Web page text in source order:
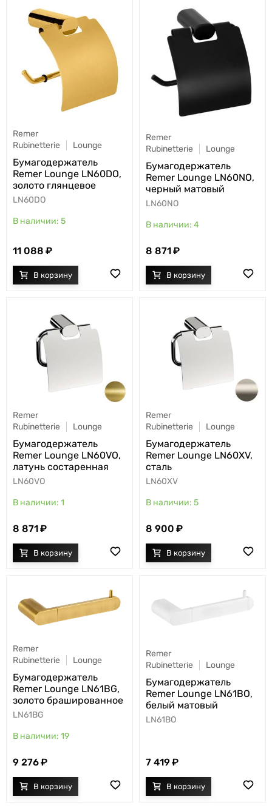
Remer
Rubinetterie
Lounge
Бумагодержатель
Remer Lounge LN60DO,
золото глянцевое
LN60DO
5
11 088
Remer
Rubinetterie
Lounge
Бумагодержатель
Remer Lounge LN60NO,
черный матовый
LN60NO
4
8 871
Remer
Rubinetterie
Lounge
Бумагодержатель
Remer Lounge LN60VO,
латунь состаренная
LN60VO
1
8 871
Remer
Rubinetterie
Lounge
Бумагодержатель
Remer Lounge LN60XV,
сталь
LN60XV
5
8 900
Remer
Rubinetterie
Lounge
Бумагодержатель
Remer Lounge LN61BG,
золото брашированное
LN61BG
19
9 276
Remer
Rubinetterie
Lounge
Бумагодержатель
Remer Lounge LN61BO,
белый матовый
LN61BO
7 419